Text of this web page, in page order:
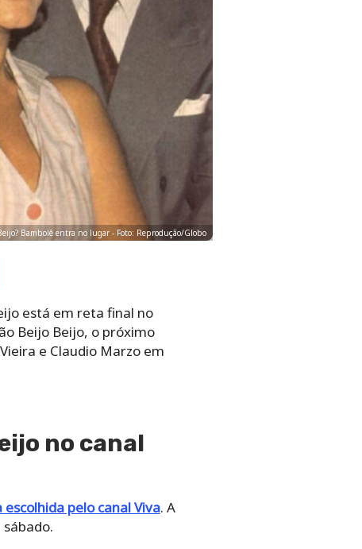
Bambolê entra no lugar - Foto: Reprodução/Globo
está em reta final no
Beijo Beijo, o próximo
e Claudio Marzo em
no canal
pelo canal Viva. A